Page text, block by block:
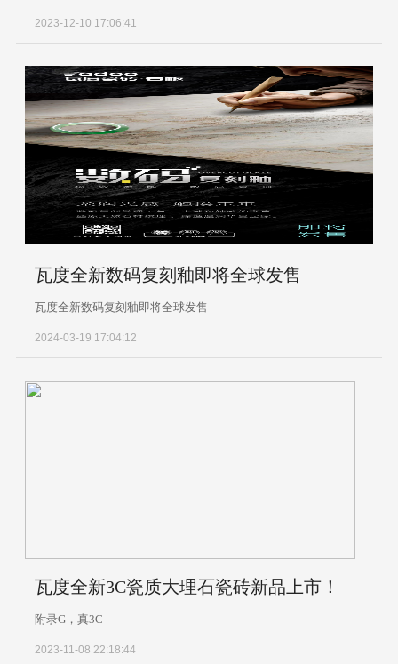
2023-12-10 17:06:41
瓦度全新数码复刻釉即将全球发售
瓦度全新数码复刻釉即将全球发售
2024-03-19 17:04:12
瓦度全新3C瓷质大理石瓷砖新品上市！
附录G，真3C
2023-11-08 22:18:44